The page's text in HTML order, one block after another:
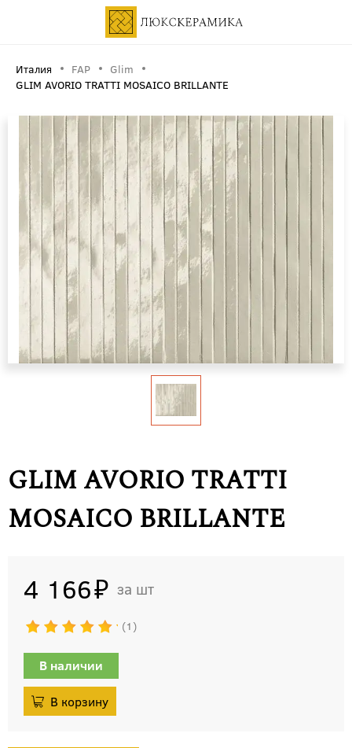
Италия FAP
Glim
GLIM AVORIO TRATTI MOSAICO BRILLANTE
GLIM AVORIO TRATTI
MOSAICO BRILLANTE
4 166 шт
1
В наличии